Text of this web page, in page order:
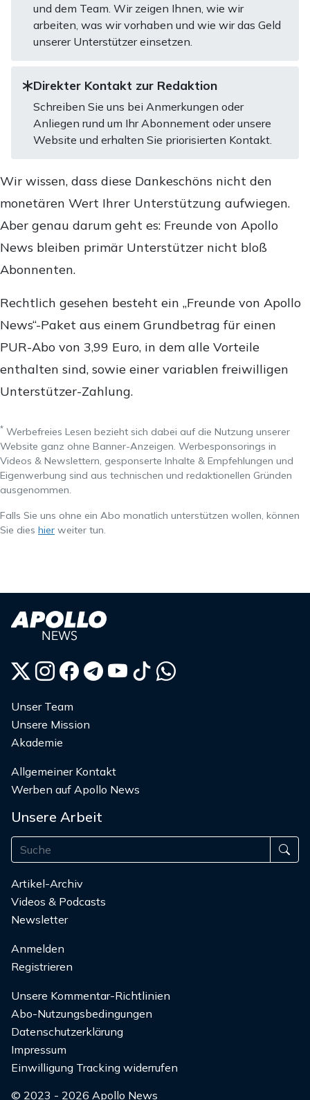
und dem Team. Wir zeigen Ihnen, wie wir
arbeiten, was wir vorhaben und wie wir das Geld
unserer Unterstützer einsetzen.
Direkter Kontakt zur Redaktion
Schreiben Sie uns bei Anmerkungen oder
Anliegen rund um Ihr Abonnement oder unsere
Website und erhalten Sie priorisierten Kontakt.
Wir wissen, dass diese Dankeschöns nicht den
monetären Wert Ihrer Unterstützung aufwiegen.
Aber genau darum geht es: Freunde von Apollo
News bleiben primär Unterstützer nicht bloß
Abonnenten.
Rechtlich gesehen besteht ein „Freunde von Apollo
News“-Paket aus einem Grundbetrag für einen
PUR-Abo von 3,99 Euro, in dem alle Vorteile
enthalten sind, sowie einer variablen freiwilligen
Unterstützer-Zahlung.
* Werbefreies Lesen bezieht sich dabei auf die Nutzung unserer
Website ganz ohne Banner-Anzeigen. Werbesponsorings in
Videos & Newslettern, gesponserte Inhalte & Empfehlungen und
Eigenwerbung sind aus technischen und redaktionellen Gründen
ausgenommen.
Falls Sie uns ohne ein Abo monatlich unterstützen wollen, können
Sie dies hier weiter tun.
Unser Team
Unsere Mission
Akademie
Allgemeiner Kontakt
Werben auf Apollo News
Unsere Arbeit
Artikel-Archiv
Videos & Podcasts
Newsletter
Anmelden
Registrieren
Unsere Kommentar-Richtlinien
Abo-Nutzungsbedingungen
Datenschutzerklärung
Impressum
Einwilligung Tracking widerrufen
© 2023 - 2026 Apollo News